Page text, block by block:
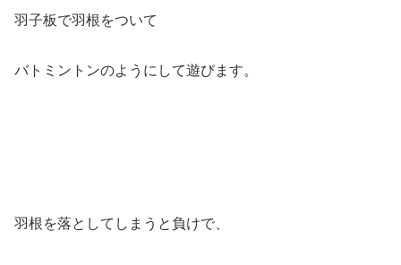
羽子板で羽根をついて
バトミントンのようにして遊びます。
羽根を落としてしまうと負けで、